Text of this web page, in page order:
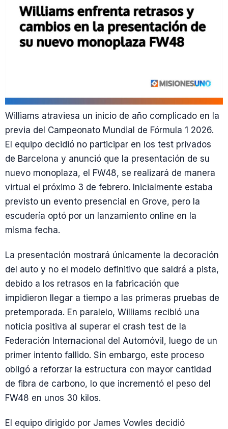
Williams atraviesa un inicio de año complicado en la
previa del Campeonato Mundial de Fórmula 1 2026.
El equipo decidió no participar en los test privados
de Barcelona y anunció que la presentación de su
nuevo monoplaza, el FW48, se realizará de manera
virtual el próximo 3 de febrero. Inicialmente estaba
previsto un evento presencial en Grove, pero la
escudería optó por un lanzamiento online en la
misma fecha.
La presentación mostrará únicamente la decoración
del auto y no el modelo definitivo que saldrá a pista,
debido a los retrasos en la fabricación que
impidieron llegar a tiempo a las primeras pruebas de
pretemporada. En paralelo, Williams recibió una
noticia positiva al superar el crash test de la
Federación Internacional del Automóvil, luego de un
primer intento fallido. Sin embargo, este proceso
obligó a reforzar la estructura con mayor cantidad
de fibra de carbono, lo que incrementó el peso del
FW48 en unos 30 kilos.
El equipo dirigido por James Vowles decidió